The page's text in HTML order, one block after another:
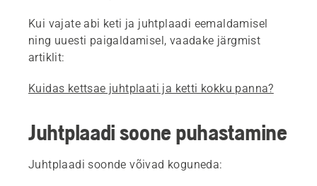
Kui vajate abi keti ja juhtplaadi eemaldamisel
ning uuesti paigaldamisel, vaadake järgmist
artiklit:
Kuidas kettsae juhtplaati ja ketti kokku panna?
Juhtplaadi soone puhastamine
Juhtplaadi soonde võivad koguneda: